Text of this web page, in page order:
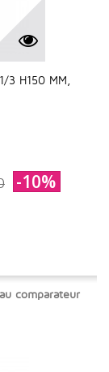
3 H150 MM,
-10%
comparateur